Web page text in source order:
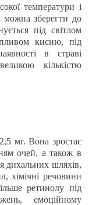
температури і
можна зберегти до
під світлом
кисню, під
в страві
кількістю
мг. Вона зростає
очей, а також в
дихальних шляхів,
хімічні речовини
ретинолу під
емоційному